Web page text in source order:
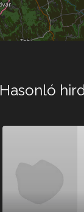
Hasonló